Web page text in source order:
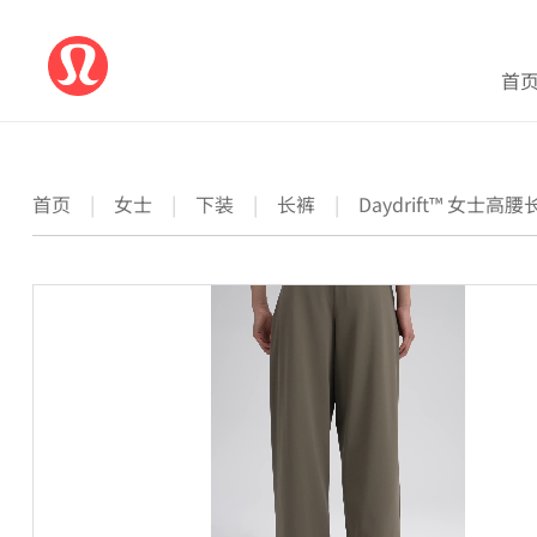
首
首页 | 女士 | 下装 | 长裤 | Daydrift™ 女士高腰